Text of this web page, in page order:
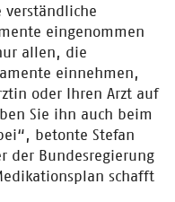
verständliche
eingenommen
allen, die
einnehmen,
oder Ihren Arzt auf
Sie ihn auch beim
betonte Stefan
der Bundesregierung
schafft